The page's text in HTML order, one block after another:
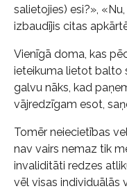
salietojies) esi?»,
izbaudījis citas
Vienīgā doma, kas
ieteikuma lietot balto
galvu nāks, kad
vājredzīgam esot,
Tomēr neiecietības
nav vairs nemaz tik
invaliditāti redzes
vēl visas individuālās